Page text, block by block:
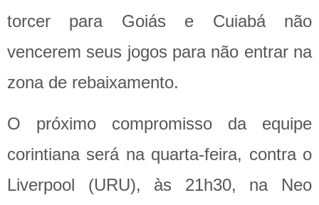
torcer para Goiás e Cuiabá não
vencerem seus jogos para não entrar na
zona de rebaixamento.
O próximo compromisso da equipe
corintiana será na quarta-feira, contra o
Liverpool (URU), às 21h30, na Neo